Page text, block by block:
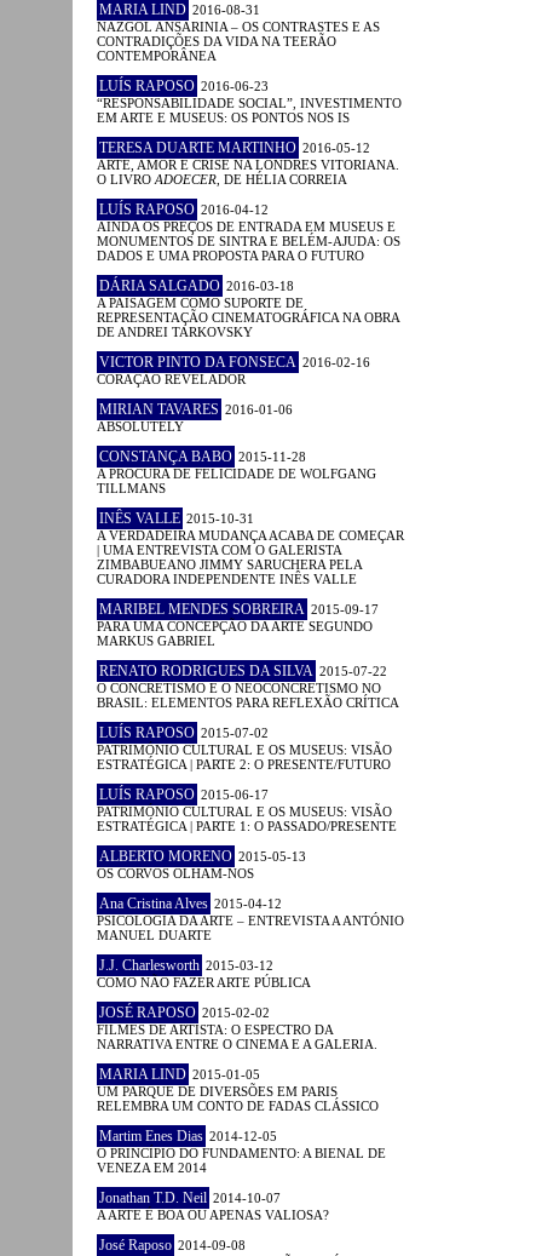
MARIA LIND 2016-08-31
NAZGOL ANSARINIA – OS CONTRASTES E AS
CONTRADIÇÕES DA VIDA NA TEERÃO
CONTEMPORÂNEA
LUÍS RAPOSO 2016-06-23
“RESPONSABILIDADE SOCIAL”, INVESTIMENTO
EM ARTE E MUSEUS: OS PONTOS NOS IS
TERESA DUARTE MARTINHO 2016-05-12
ARTE, AMOR E CRISE NA LONDRES VITORIANA.
O LIVRO ADOECER , DE HÉLIA CORREIA
LUÍS RAPOSO 2016-04-12
AINDA OS PREÇOS DE ENTRADA EM MUSEUS E
MONUMENTOS DE SINTRA E BELÉM-AJUDA: OS
DADOS E UMA PROPOSTA PARA O FUTURO
DÁRIA SALGADO 2016-03-18
A PAISAGEM COMO SUPORTE DE
REPRESENTAÇÃO CINEMATOGRÁFICA NA OBRA
DE ANDREI TARKOVSKY
VICTOR PINTO DA FONSECA 2016-02-16
CORAÇÃO REVELADOR
MIRIAN TAVARES 2016-01-06
ABSOLUTELY
CONSTANÇA BABO 2015-11-28
A PROCURA DE FELICIDADE DE WOLFGANG
TILLMANS
INÊS VALLE 2015-10-31
A VERDADEIRA MUDANÇA ACABA DE COMEÇAR
| UMA ENTREVISTA COM O GALERISTA
ZIMBABUEANO JIMMY SARUCHERA PELA
CURADORA INDEPENDENTE INÊS VALLE
MARIBEL MENDES SOBREIRA 2015-09-17
PARA UMA CONCEPÇÃO DA ARTE SEGUNDO
MARKUS GABRIEL
RENATO RODRIGUES DA SILVA 2015-07-22
O CONCRETISMO E O NEOCONCRETISMO NO
BRASIL: ELEMENTOS PARA REFLEXÃO CRÍTICA
LUÍS RAPOSO 2015-07-02
PATRIMÓNIO CULTURAL E OS MUSEUS: VISÃO
ESTRATÉGICA | PARTE 2: O PRESENTE/FUTURO
LUÍS RAPOSO 2015-06-17
PATRIMÓNIO CULTURAL E OS MUSEUS: VISÃO
ESTRATÉGICA | PARTE 1: O PASSADO/PRESENTE
ALBERTO MORENO 2015-05-13
OS CORVOS OLHAM-NOS
Ana Cristina Alves 2015-04-12
PSICOLOGIA DA ARTE – ENTREVISTA A ANTÓNIO
MANUEL DUARTE
J.J. Charlesworth 2015-03-12
COMO NÃO FAZER ARTE PÚBLICA
JOSÉ RAPOSO 2015-02-02
FILMES DE ARTISTA: O ESPECTRO DA
NARRATIVA ENTRE O CINEMA E A GALERIA.
MARIA LIND 2015-01-05
UM PARQUE DE DIVERSÕES EM PARIS
RELEMBRA UM CONTO DE FADAS CLÁSSICO
Martim Enes Dias 2014-12-05
O PRINCÍPIO DO FUNDAMENTO: A BIENAL DE
VENEZA EM 2014
Jonathan T.D. Neil 2014-10-07
A ARTE É BOA OU APENAS VALIOSA?
José Raposo 2014-09-08